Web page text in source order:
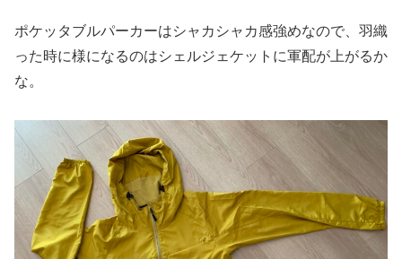
ポケッタブルパーカーはシャカシャカ感強めなので、羽織
った時に様になるのはシェルジェケットに軍配が上がるか
な。